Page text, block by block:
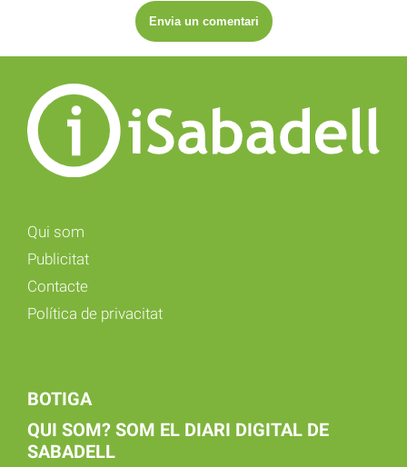
Qui som
Publicitat
Contacte
Política de privacitat
BOTIGA
QUI SOM? SOM EL DIARI DIGITAL DE
SABADELL